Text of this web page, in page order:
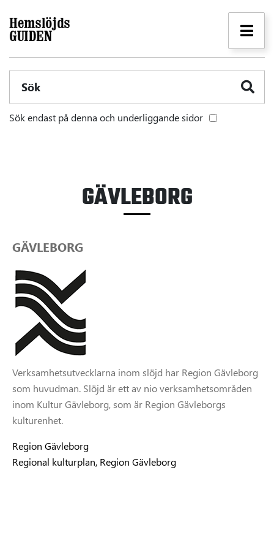
Sök
Sök endast på denna och underliggande sidor
GÄVLEBORG
GÄVLEBORG
Verksamhetsutvecklarna inom slöjd har Region Gävleborg
som huvudman. Slöjd är ett av nio verksamhetsområden
inom Kultur Gävleborg, som är Region Gävleborgs
kulturenhet.
Region Gävleborg
Regional kulturplan, Region Gävleborg